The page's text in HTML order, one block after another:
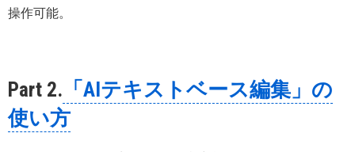
操作可能。
Part 2. 「AIテキストベース編集」の
使い方